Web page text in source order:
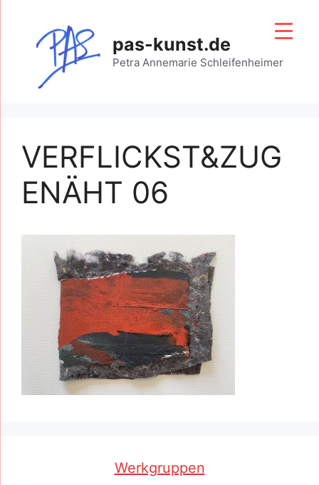
springen
pas-kunst.de
Petra Annemarie Schleifenheimer
VERFLICKST&ZUG
ENÄHT 06
Werkgruppen